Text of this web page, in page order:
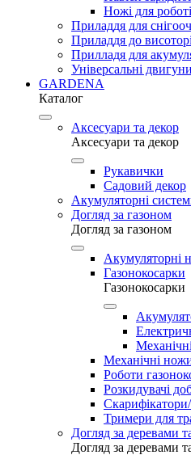
Ножі для
Приладдя для
Приладдя до
Прилладя для
Універсальні двигуни
GARDENA
Каталог
Аксесуари та декор
Аксесуари та декор
Рукавички
Садовий декор
Акумуляторні
Догляд за газоном
Догляд за газоном
Акумуляторні
Газонокосарки
Газонокосарки
Механічні
Роботи
Розкидувачі
Тримери для
Догляд за деревами
Догляд за деревами